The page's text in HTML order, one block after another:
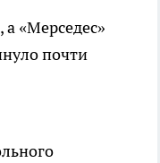
а «Мерседес»
почти